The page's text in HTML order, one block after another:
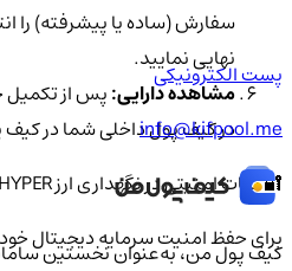
سفارش (ساده یا پیشرفته) را
نهایی نمایید.
مشاهده دارایی:پس از تکمیل
در کیف پول داخلی شما در
🔐 نکات امنیتی در نگهداری ارز HYPER
برای حفظ امنیت سرمایه دیجیتال
پست الکترونیکی
info@kifpool.me
کیف‌ پول من، به‌عنوان نخستین